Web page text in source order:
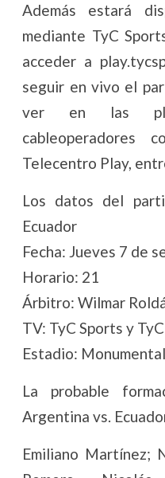
Además estará
mediante TyC
acceder a
seguir en vivo el
ver en las
Telecentro Play,
Los datos del
Ecuador
Fecha: Jueves 7 de
Horario: 21
Árbitro: Wilmar
TV: TyC Sports y
Estadio: Monumental
La probable
Argentina vs.
Emiliano Martínez;